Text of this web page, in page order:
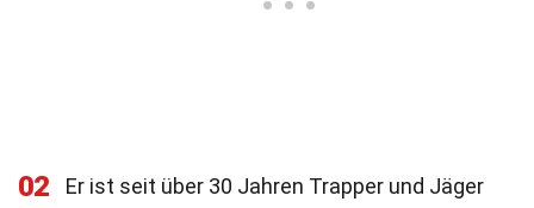
02
Er ist seit über 30 Jahren Trapper und Jäger